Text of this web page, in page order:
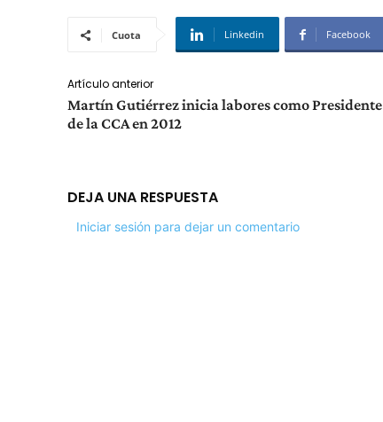
Cuota Linkedin Facebook
Artículo anterior
Martín Gutiérrez inicia labores como Presidente
de la CCA en 2012
DEJA UNA RESPUESTA
Iniciar sesión para dejar un comentario